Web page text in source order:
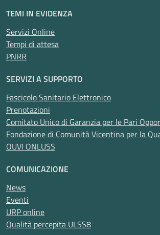
TEMI IN EVIDENZA
Servizi Online
Tempi di attesa
PNRR
SERVIZI A SUPPORTO
Fascicolo Sanitario Elettronico
Prenotazioni
Comitato Unico di Garanzia per le Pari
Fondazione di Comunità Vicentina per la
OUVI ONLUSS
COMUNICAZIONE
News
Eventi
URP online
Qualità percepita ULSS8